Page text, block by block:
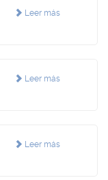
Leer más
Leer más
Leer más